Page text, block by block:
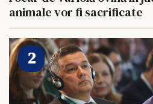
animale vor fi sacrificate